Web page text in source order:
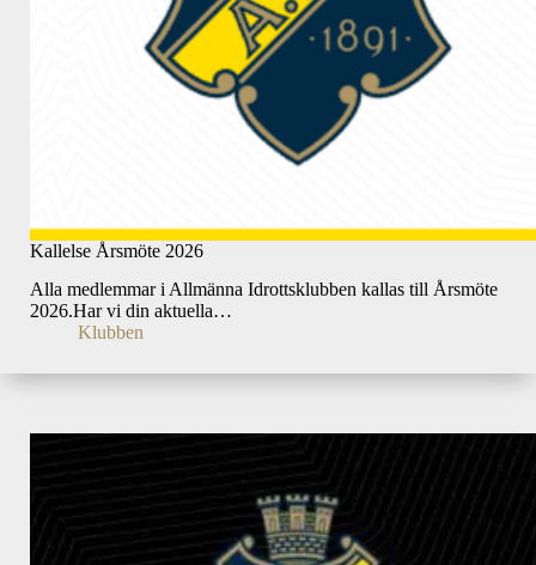
Kallelse Årsmöte 2026
Alla medlemmar i Allmänna Idrottsklubben kallas till Årsmöte
2026.Har vi din aktuella…
Klubben